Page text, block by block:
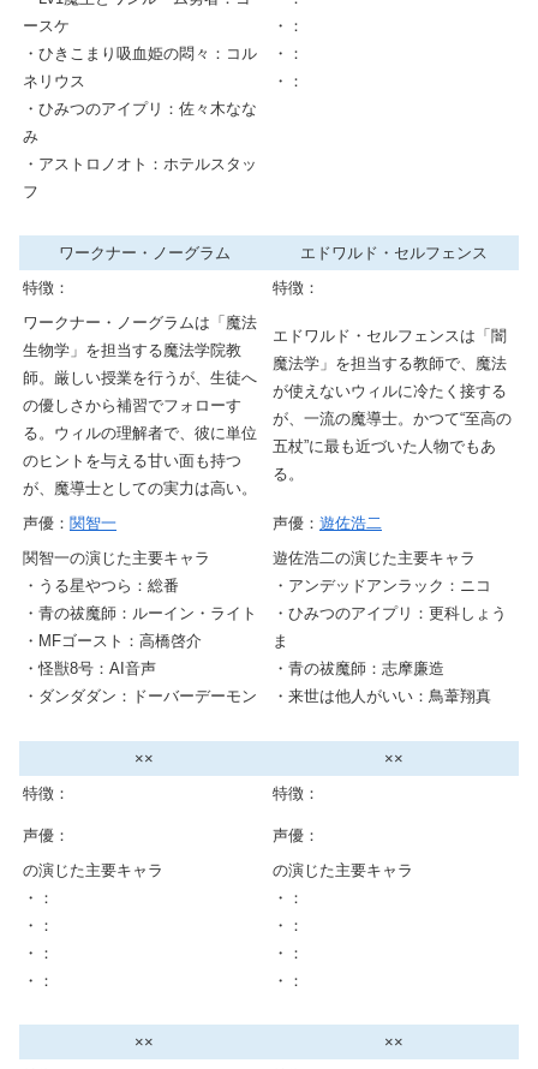
ースケ
・ひきこまり吸血姫の悶々：コル
ネリウス
・ひみつのアイプリ：佐々木なな
み
・アストロノオト：ホテルスタッ
フ
・：
・：
・：
ワークナー・ノーグラム
エドワルド・セルフェンス
特徴：
特徴：
ワークナー・ノーグラムは「魔法
生物学」を担当する魔法学院教
師。厳しい授業を行うが、生徒へ
の優しさから補習でフォローす
る。ウィルの理解者で、彼に単位
のヒントを与える甘い面も持つ
が、魔導士としての実力は高い。
エドワルド・セルフェンスは「闇
魔法学」を担当する教師で、魔法
が使えないウィルに冷たく接する
が、一流の魔導士。かつて“至高の
五杖”に最も近づいた人物でもあ
る。
声優： 関智一 声優： 遊佐浩二
関智一の演じた主要キャラ
・うる星やつら：総番
・青の祓魔師：ルーイン・ライト
・MFゴースト：高橋啓介
・怪獣8号：AI音声
・ダンダダン：ドーバーデーモン
遊佐浩二の演じた主要キャラ
・アンデッドアンラック：ニコ
・ひみつのアイプリ：更科しょう
ま
・青の祓魔師：志摩廉造
・来世は他人がいい：鳥葦翔真
××
××
特徴：
特徴：
声優：
声優：
の演じた主要キャラ
・：
・：
・：
・：
の演じた主要キャラ
・：
・：
・：
・：
××
××